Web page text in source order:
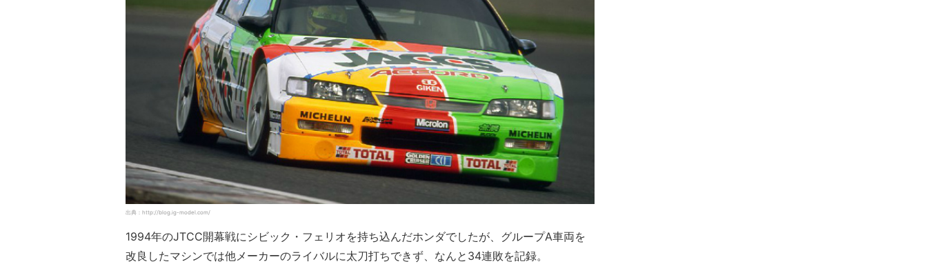
出典：http://blog.ig-model.com/
1994年のJTCC開幕戦にシビック・フェリオを持ち込んだホンダでしたが、グループA車両を
改良したマシンでは他メーカーのライバルに太刀打ちできず、なんと34連敗を記録。